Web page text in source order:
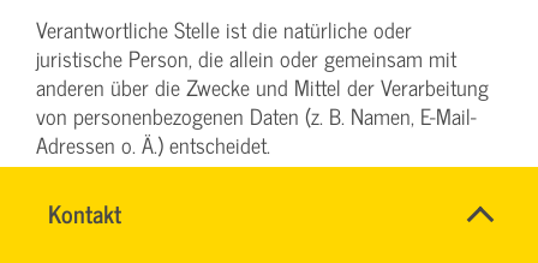
Kontakt
TEAM
Name*
Verantwortliche Stelle ist die natürliche oder
juristische Person, die allein oder gemeinsam mit
anderen über die Zwecke und Mittel der Verarbeitung
von personenbezogenen Daten (z. B. Namen, E-Mail-
Adressen o. Ä.) entscheidet.
Speicherdauer